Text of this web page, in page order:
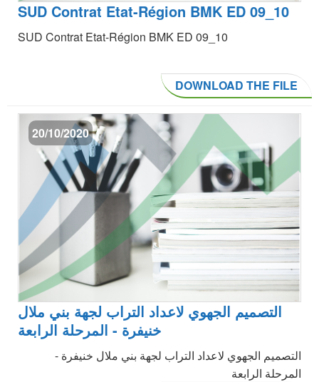
SUD Contrat Etat-Région BMK ED 09_10
SUD Contrat Etat-Région BMK ED 09_10
DOWNLOAD THE FILE
20/10/2020
التصميم الجهوي لاعداد التراب لجهة بني ملال
خنيفرة - المرحلة الرابعة
التصميم الجهوي لاعداد التراب لجهة بني ملال خنيفرة -
المرحلة الرابعة